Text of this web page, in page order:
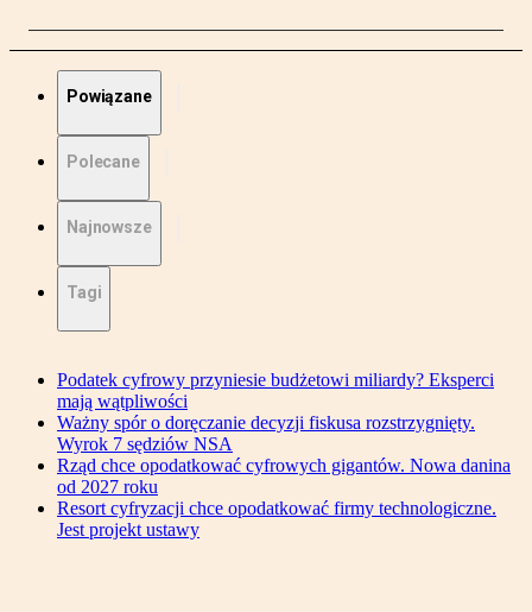
Powiązane
Polecane
Najnowsze
Tagi
Podatek cyfrowy przyniesie budżetowi miliardy? Eksperci
mają wątpliwości
Ważny spór o doręczanie decyzji fiskusa rozstrzygnięty.
Wyrok 7 sędziów NSA
Rząd chce opodatkować cyfrowych gigantów. Nowa danina
od 2027 roku
Resort cyfryzacji chce opodatkować firmy technologiczne.
Jest projekt ustawy